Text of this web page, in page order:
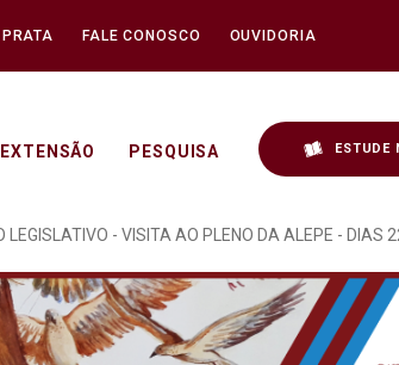
FALE CONOSCO OUVIDORIA
EXTENSÃO PESQUISA ESTUDE
LEGISLATIVO - VISITA AO PLENO DA ALEPE - DIAS